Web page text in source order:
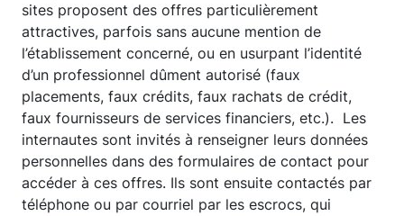
sites proposent des offres particulièrement
attractives, parfois sans aucune mention de
l’établissement concerné, ou en usurpant l’identité
d’un professionnel dûment autorisé (faux
placements, faux crédits, faux rachats de crédit,
faux fournisseurs de services financiers, etc.). Les
internautes sont invités à renseigner leurs données
personnelles dans des formulaires de contact pour
accéder à ces offres. Ils sont ensuite contactés par
téléphone ou par courriel par les escrocs, qui